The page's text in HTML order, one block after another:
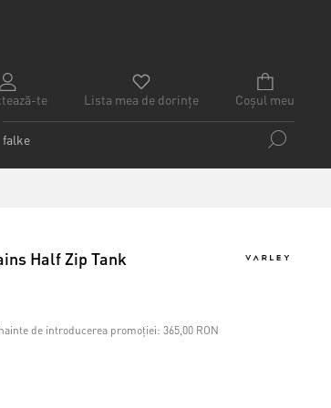
te Coșul meu
Lista mea de dorințe
Half Zip Tank
de introducerea promoției: 365,00 RON